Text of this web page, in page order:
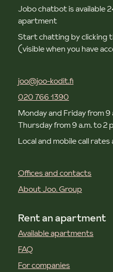
Jobo chatbot is available
apartment
Start chatting by clicking
(visible when you have
joo@joo-kodit.fi
020 766 1390
Monday and Friday from 9
Thursday from 9 a.m. to 2
Local and mobile call rates
Offices and contacts
About Joo. Group
Rent an apartment
Available apartments
FAQ
For companies